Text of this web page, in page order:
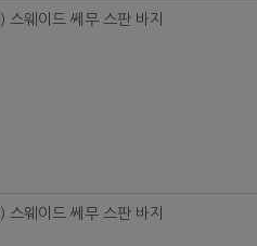
스웨이드 쎄무 스판 바지
스웨이드 쎄무 스판 바지